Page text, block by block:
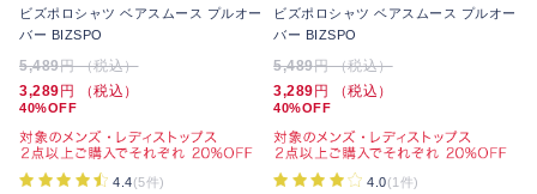
ビズポロシャツ ベアスムース プルオー
バー BIZSPO
5,489円 （税込）
3,289円 （税込）
40%OFF
4.4(5件)
ビズポロシャツ ベアスムース プルオー
バー BIZSPO
5,489円 （税込）
3,289円 （税込）
40%OFF
4.0(1件)